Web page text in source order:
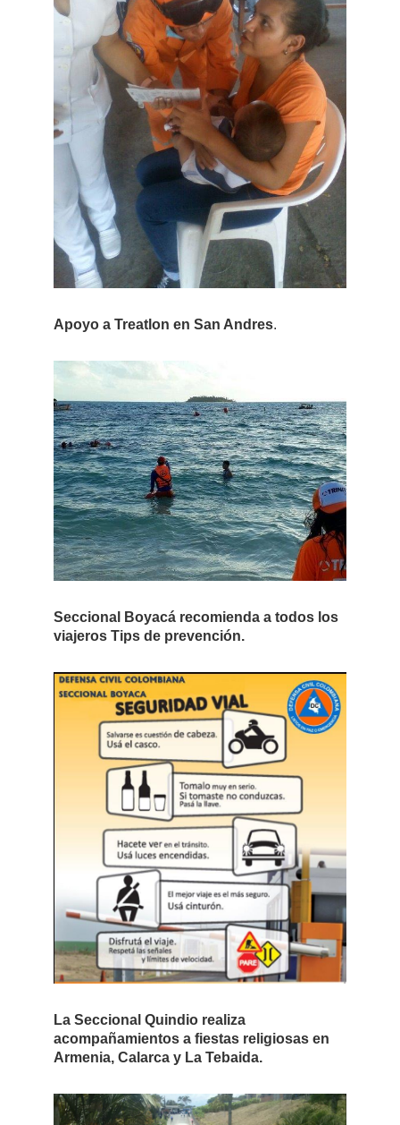
Apoyo a Treatlon en San Andres.
Seccional Boyacá recomienda a todos los
viajeros Tips de prevención.
La Seccional Quindio realiza
acompañamientos a fiestas religiosas en
Armenia, Calarca y La Tebaida.